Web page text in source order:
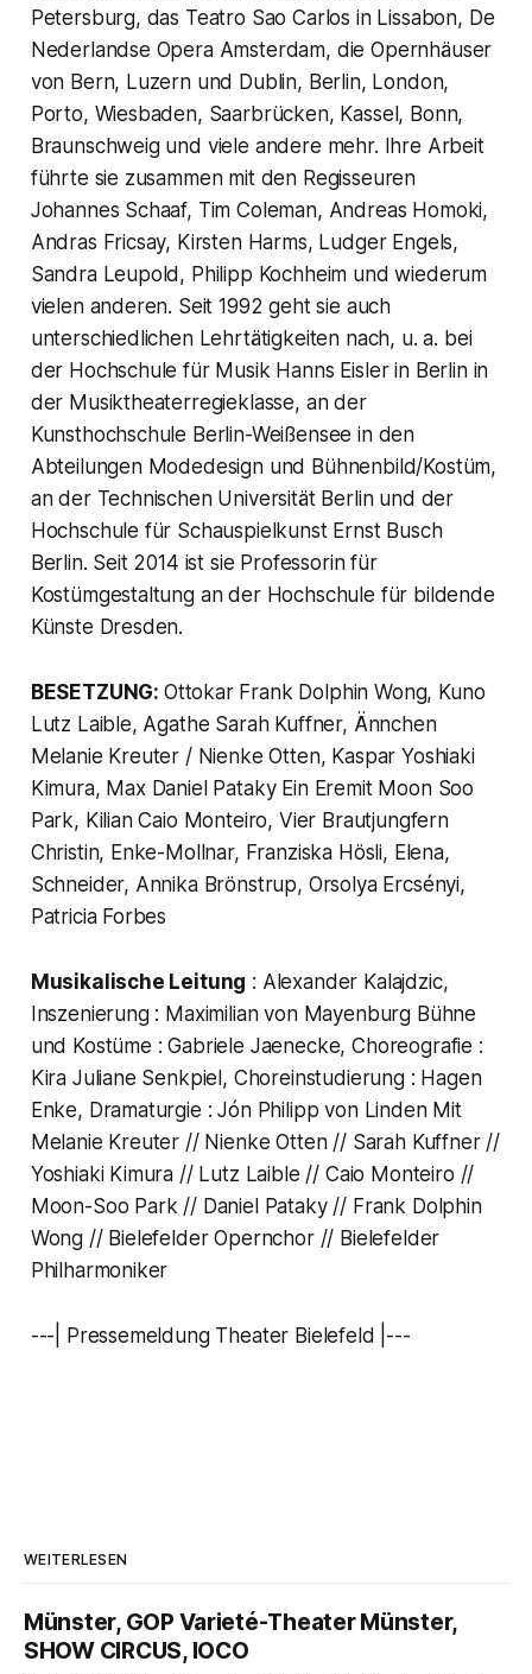
Petersburg, das Teatro Sao Carlos in Lissabon, De
Nederlandse Opera Amsterdam, die Opernhäuser
von Bern, Luzern und Dublin, Berlin, London,
Porto, Wiesbaden, Saarbrücken, Kassel, Bonn,
Braunschweig und viele andere mehr. Ihre Arbeit
führte sie zusammen mit den Regisseuren
Johannes Schaaf, Tim Coleman, Andreas Homoki,
Andras Fricsay, Kirsten Harms, Ludger Engels,
Sandra Leupold, Philipp Kochheim und wiederum
vielen anderen. Seit 1992 geht sie auch
unterschiedlichen Lehrtätigkeiten nach, u. a. bei
der Hochschule für Musik Hanns Eisler in Berlin in
der Musiktheaterregieklasse, an der
Kunsthochschule Berlin-Weißensee in den
Abteilungen Modedesign und Bühnenbild/Kostüm,
an der Technischen Universität Berlin und der
Hochschule für Schauspielkunst Ernst Busch
Berlin. Seit 2014 ist sie Professorin für
Kostümgestaltung an der Hochschule für bildende
Künste Dresden.
BESETZUNG: Ottokar Frank Dolphin Wong, Kuno
Lutz Laible, Agathe Sarah Kuffner, Ännchen
Melanie Kreuter / Nienke Otten, Kaspar Yoshiaki
Kimura, Max Daniel Pataky Ein Eremit Moon Soo
Park, Kilian Caio Monteiro, Vier Brautjungfern
Christin, Enke-Mollnar, Franziska Hösli, Elena,
Schneider, Annika Brönstrup, Orsolya Ercsényi,
Patricia Forbes
Musikalische Leitung : Alexander Kalajdzic,
Inszenierung : Maximilian von Mayenburg Bühne
und Kostüme : Gabriele Jaenecke, Choreografie :
Kira Juliane Senkpiel, Choreinstudierung : Hagen
Enke, Dramaturgie : Jón Philipp von Linden Mit
Melanie Kreuter // Nienke Otten // Sarah Kuffner //
Yoshiaki Kimura // Lutz Laible // Caio Monteiro //
Moon-Soo Park // Daniel Pataky // Frank Dolphin
Wong // Bielefelder Opernchor // Bielefelder
Philharmoniker
---| Pressemeldung Theater Bielefeld |---
WEITERLESEN
Münster, GOP Varieté-Theater Münster,
SHOW CIRCUS, IOCO